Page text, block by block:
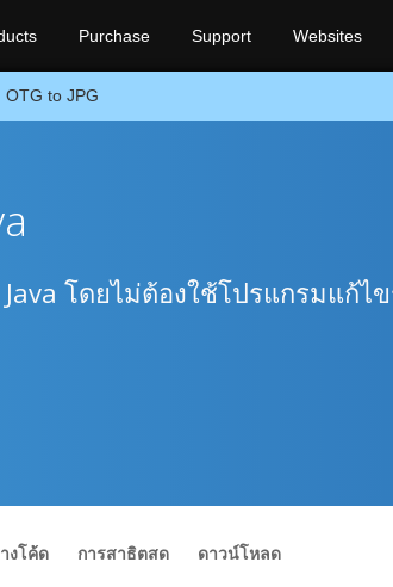
Purchase Support Websites
OTG to JPG
Java โดยไม่ต้องใช้โปรแกรมแก้
งโค้ด การสาธิตสด ดาวน์โหลด